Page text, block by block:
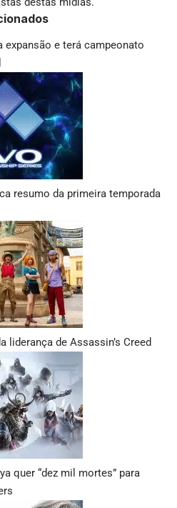
expansão e terá campeonato
resumo da primeira temporada
liderança de Assassin’s Creed
quer “dez mil mortes” para